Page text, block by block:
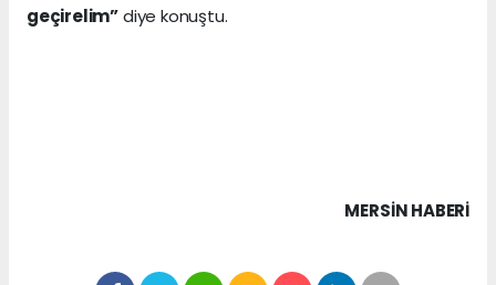
geçirelim”diye konuştu.
MERSIN HABERİ